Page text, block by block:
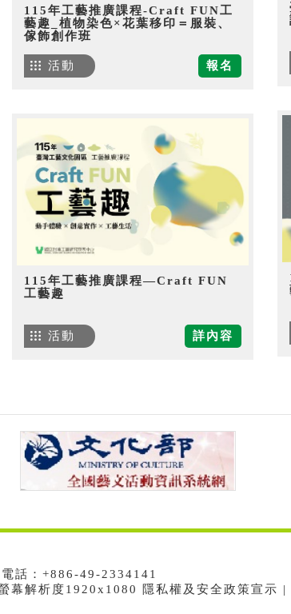
115年工藝推廣課程-Craft FUN工
藝趣_植物染色×花葉移印＝服裝、
傢飾創作班
報名
活動
115年工藝推廣課程—Craft FUN
工藝趣
詳內容
活動
話：+886-49-2334141
解析度1920x1080 隱私權及安全政策宣示 |